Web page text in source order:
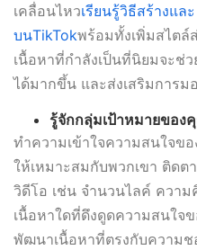
เคลื่อนไหวเรียนรู้วิธีสร้างและ
บนTikTokพร้อมทั้งเพิ่มสไตล์
เนื้อหาที่กำลังเป็นที่นิยมจะช่
ได้มากขึ้น และส่งเสริมการ
รู้จักกลุ่มเป้าหมายของ
ทำความเข้าใจความสนใจข
ให้เหมาะสมกับพวกเขา ติด
วิดีโอ เช่น จำนวนไลค์ ความ
เนื้อหาใดที่ดึงดูดความสนใจ
พัฒนาเนื้อหาที่ตรงกับความ